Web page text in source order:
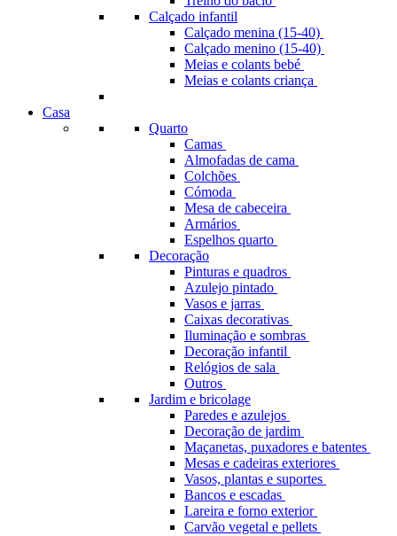
Calçado infantil
Calçado menina (15-40)
Calçado menino (15-40)
Meias e colants bebé
Meias e colants criança
Casa
Quarto
Camas
Almofadas de cama
Colchões
Cómoda
Mesa de cabeceira
Armários
Espelhos quarto
Decoração
Pinturas e quadros
Azulejo pintado
Vasos e jarras
Caixas decorativas
Iluminação e sombras
Decoração infantil
Relógios de sala
Outros
Jardim e bricolage
Paredes e azulejos
Decoração de jardim
Maçanetas, puxadores e batentes
Mesas e cadeiras exteriores
Vasos, plantas e suportes
Bancos e escadas
Lareira e forno exterior
Carvão vegetal e pellets